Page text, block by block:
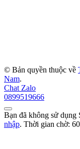
© Bản quyền thuộc về
Nam.
Chat Zalo
0899519666
Bạn đã không sử dụng
nhập. Thời gian chờ: 60